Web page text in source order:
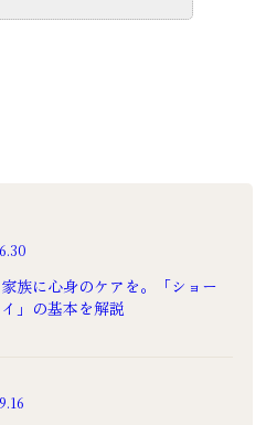
シニアが本当に求めて
いる生活サポートと
族に心身のケアを。「ショー
イ」の基本を解説